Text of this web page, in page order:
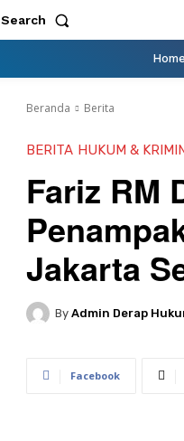
Search
Home
Beranda Berita
BERITA HUKUM &
Fariz RM
Jakarta
By Admin Derap
Facebook